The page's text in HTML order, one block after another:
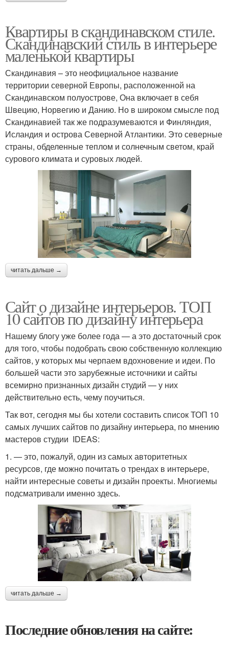
Квартиры в скандинавском стиле.
Скандинавский стиль в интерьере
маленькой квартиры
Скандинавия – это неофициальное название
территории северной Европы, расположенной на
Скандинавском полуострове, Она включает в себя
Швецию, Норвегию и Данию. Но в широком смысле под
Скандинавией так же подразумеваются и Финляндия,
Исландия и острова Северной Атлантики. Это северные
страны, обделенные теплом и солнечным светом, край
сурового климата и суровых людей.
читать дальше →
Сайт о дизайне интерьеров. ТОП
10 сайтов по дизайну интерьера
Нашему блогу уже более года — а это достаточный срок
для того, чтобы подобрать свою собственную коллекцию
сайтов, у которых мы черпаем вдохновение и идеи. По
большей части это зарубежные источники и сайты
всемирно признанных дизайн студий — у них
действительно есть, чему поучиться.
Так вот, сегодня мы бы хотели составить список ТОП 10
самых лучших сайтов по дизайну интерьера, по мнению
мастеров студии IDEAS:
1. — это, пожалуй, один из самых авторитетных
ресурсов, где можно почитать о трендах в интерьере,
найти интересные советы и дизайн проекты. Многиемы
подсматривали именно здесь.
читать дальше →
Последние обновления на сайте: